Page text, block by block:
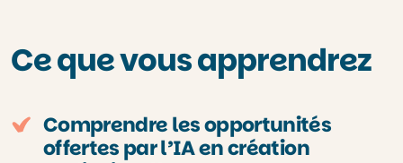
Ce que vous apprendrez
Comprendre les opportunités
offertes par l’IA en création